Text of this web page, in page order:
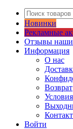
Новинки
Рекламные
Отзывы
Информация
О нас
Возврат
Условия
Войти